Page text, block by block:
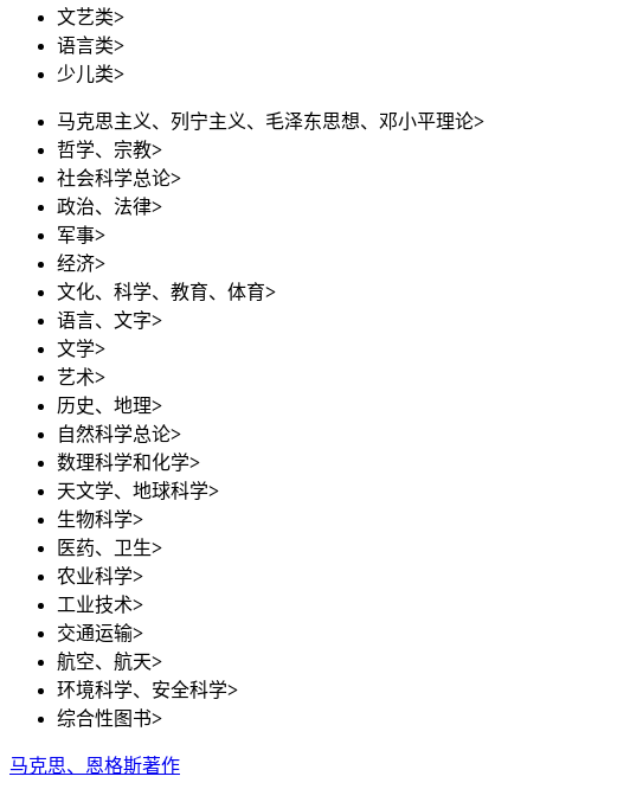
文艺类>
语言类>
少儿类>
马克思主义、列宁主义、毛泽东思想、邓小平理论>
哲学、宗教>
社会科学总论>
政治、法律>
军事>
经济>
文化、科学、教育、体育>
语言、文字>
文学>
艺术>
历史、地理>
自然科学总论>
数理科学和化学>
天文学、地球科学>
生物科学>
医药、卫生>
农业科学>
工业技术>
交通运输>
航空、航天>
环境科学、安全科学>
综合性图书>
马克思、恩格斯著作